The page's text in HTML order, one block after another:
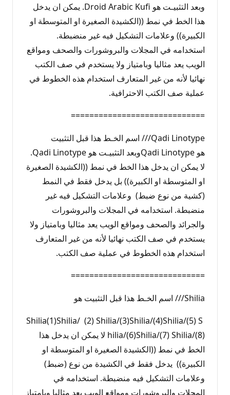
وبعد التثبيـت هو Droid Arabic Kufi. يمكن ان يدخل
هذا الخط في نمط ((الكشيدة الصغيرة او المتوسطة او
الكبيرة)) وعلامات التشكيل فيه غير منضبطة.
استخدامه في المجلات والبروشورات والصحف ومواقع
الويب يعد مثاليا وبامتياز ولا يستخدم في صف الكتب
نهائيا لأنه من غير المتعارف استخدام هذه الخطوط في
عملية صف الكتب الاحترافية.
=============================
Qadi Linotype/// اسم الخـط هذا قبل التثبيت
هو Qadi Linotypeوبعد التثبيـت هو Qadi Linotype.
لا يمكن ان يدخل هذا الخط في نمط ((الكشيدة الصغيرة
او المتوسطة او الكبيرة)) بل يدخل فقط في النمط
(كشية من نوع ضبط) وعلامات التشكيل فيه غير
منضبطة. استخدامه في المجلات والبروشورات
والجرائد والصحف ومواقع الويب يعد مثاليا وبامتياز ولا
يستخدم في صف الكتب نهائيا لأنه من غير المتعارف
استخدام هذه الخطوط في عملية صف الكتب.
=============================
Shilia/// اسم الخـط هذا قبل التثبيت هو
Shilia(1)Shilia/ (2) Shilia/(3)Shilia/(4)Shilia/(5) S
hilia/(6)Shilia/(7) Shilia/(8) لا يمكن ان يدخل هذا
الخط في نمط ((الكشيدة الصغيرة او المتوسطة او
الكبيرة)) يدخل فقط في الكشيدة من نوع (ضبط)
وعلامات التشكيل فيه منضبطة. استخدامه في
المجلات والبروشورات ومواقع الويب يعد مثاليا وبامتياز